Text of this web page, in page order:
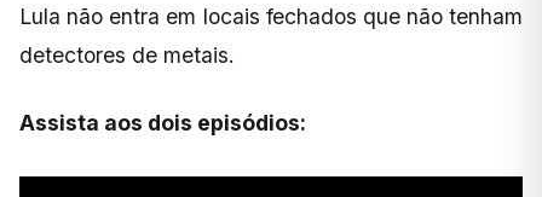
Lula não entra em locais fechados que não tenham
detectores de metais.
Assista aos dois episódios: